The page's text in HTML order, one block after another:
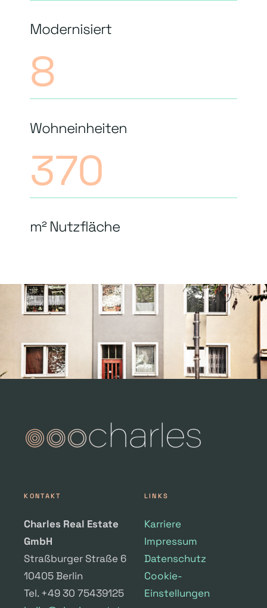
Modernisiert
8
Wohneinheiten
370
m² Nutzfläche
KONTAKT
Charles Real Estate
GmbH
Straßburger Straße 6
10405 Berlin
Tel. +49 30 75439125
LINKS
Karriere
Impressum
Datenschutz
Cookie-
Einstellungen